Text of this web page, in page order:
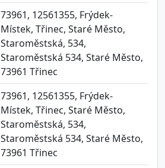
73961, 12561355, Frýdek-
Místek, Třinec, Staré Město,
Staroměstská, 534,
Staroměstská 534, Staré Město,
73961 Třinec
73961, 12561355, Frýdek-
Místek, Třinec, Staré Město,
Staroměstská, 534,
Staroměstská 534, Staré Město,
73961 Třinec